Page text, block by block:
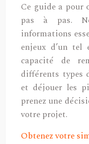
Ce guide a pour
pas à pas.
informations
enjeux d’un tel
capacité de
différents types
et déjouer les
prenez une
votre projet.
Obtenez votre